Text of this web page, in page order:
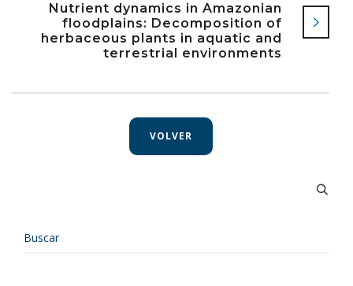
Nutrient dynamics in Amazonian
floodplains: Decomposition of
herbaceous plants in aquatic and
terrestrial environments
VOLVER